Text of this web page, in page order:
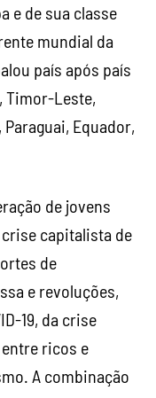
e de sua classe
mundial da
país após país
Timor-Leste,
Equador,
de jovens
capitalista de
de
e revoluções,
19, da crise
ricos e
A combinação